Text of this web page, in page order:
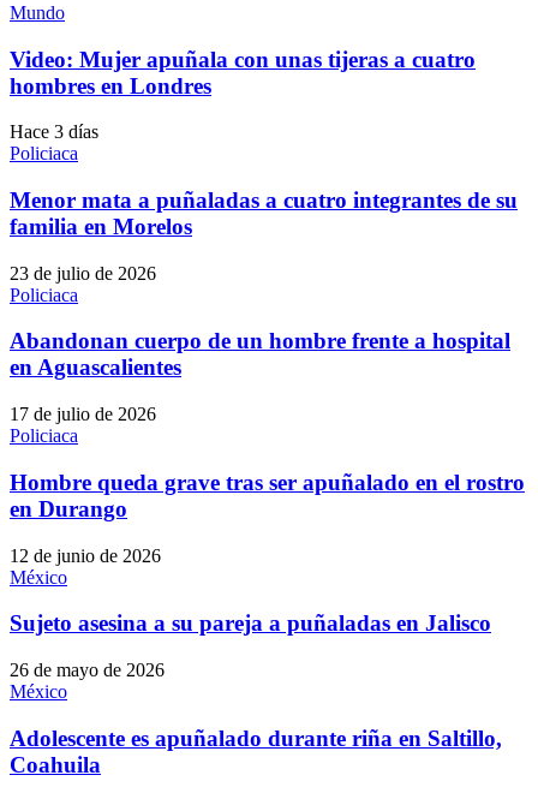
Mundo
Video: Mujer apuñala con unas tijeras a cuatro
hombres en Londres
Hace 3 días
Policiaca
Menor mata a puñaladas a cuatro integrantes de su
familia en Morelos
23 de julio de 2026
Policiaca
Abandonan cuerpo de un hombre frente a hospital
en Aguascalientes
17 de julio de 2026
Policiaca
Hombre queda grave tras ser apuñalado en el rostro
en Durango
12 de junio de 2026
México
Sujeto asesina a su pareja a puñaladas en Jalisco
26 de mayo de 2026
México
Adolescente es apuñalado durante riña en Saltillo,
Coahuila